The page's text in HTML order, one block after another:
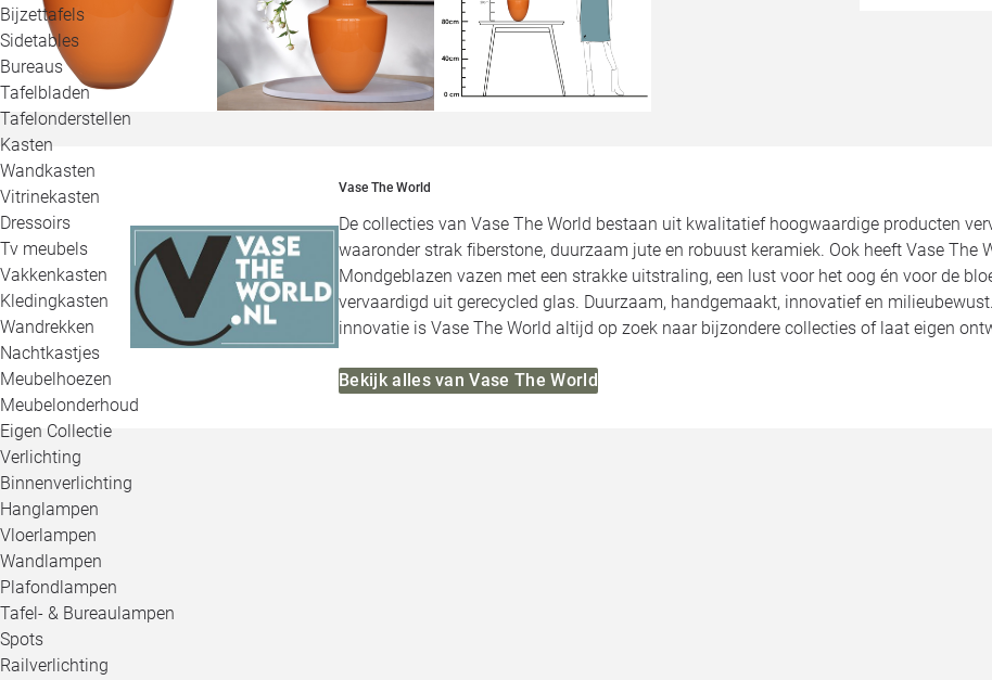
Bijzettafels
Sidetables
Bureaus
Tafelbladen
Tafelonderstellen
Kasten
Wandkasten
Vitrinekasten
Dressoirs
Tv meubels
Vakkenkasten
Kledingkasten
Wandrekken
Nachtkastjes
Meubelhoezen
Meubelonderhoud
Eigen Collectie
Verlichting
Binnenverlichting
Hanglampen
Vloerlampen
Wandlampen
Plafondlampen
Tafel- & Bureaulampen
Spots
Railverlichting
Vase The World
De collecties van Vase The World bestaan uit kwalitatief hoogwaardige producten
waaronder strak fiberstone, duurzaam jute en robuust keramiek. Ook heeft Vase The
Mondgeblazen vazen met een strakke uitstraling, een lust voor het oog én voor de
vervaardigd uit gerecycled glas. Duurzaam, handgemaakt, innovatief en
innovatie is Vase The World altijd op zoek naar bijzondere collecties of laat eigen
Bekijk alles van Vase The World